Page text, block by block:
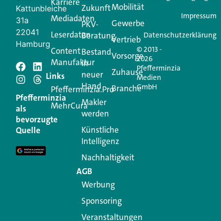
Jetzt anmelden
Schreiben Sie einen
Kommentar
Ihre E-Mail-Adresse wird nicht veröffentlicht.
Erforderliche Felder sind mit
Kommentar
Kattunbleiche
31a
22041
Hamburg
Pfefferminzia
als
bevorzugte
Quelle
Mediadaten
Leserdaten
Content
Manufaktur
Links
Pfefferminzia.Pro
MehrCura
Zukunft
PKV-
Beratung
Bestand
in
neuer
Hand
Makler
werden
Künstliche
Intelligenz
Nachhaltigkeit
AGB
Werbung
Sponsoring
Veranstaltungen
Mobilität
Gewerbe
Vertrieb
Vorsorge
Zuhause
Branche
© 2013 -
2026
Pfefferminzia
Medien
GmbH
Impressum
Datenschutzerklärung